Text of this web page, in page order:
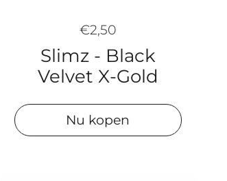
€2,50
Slimz - Black
Velvet X-Gold
Nu kopen